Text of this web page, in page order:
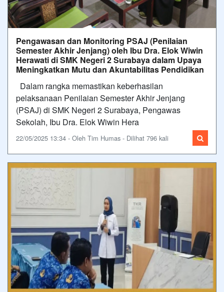
Pengawasan dan Monitoring PSAJ (Penilaian
Semester Akhir Jenjang) oleh Ibu Dra. Elok Wiwin
Herawati di SMK Negeri 2 Surabaya dalam Upaya
Meningkatkan Mutu dan Akuntabilitas Pendidikan
Dalam rangka memastikan keberhasilan
pelaksanaan Penilaian Semester Akhir Jenjang
(PSAJ) di SMK Negeri 2 Surabaya, Pengawas
Sekolah, Ibu Dra. Elok Wiwin Hera
22/05/2025 13:34 - Oleh Tim Humas - Dilihat 796 kali